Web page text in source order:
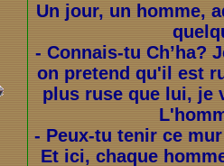
Un jour, un homme,
- Connais-tu Ch’ha?
on pretend qu'il est
plus ruse que lui, je
- Peux-tu tenir ce
Et ici, chaque